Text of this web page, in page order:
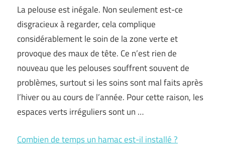
La pelouse est inégale. Non seulement est-ce
disgracieux à regarder, cela complique
considérablement le soin de la zone verte et
provoque des maux de tête. Ce n’est rien de
nouveau que les pelouses souffrent souvent de
problèmes, surtout si les soins sont mal faits après
l’hiver ou au cours de l’année. Pour cette raison, les
espaces verts irréguliers sont un …
Combien de temps un hamac est-il installé ?